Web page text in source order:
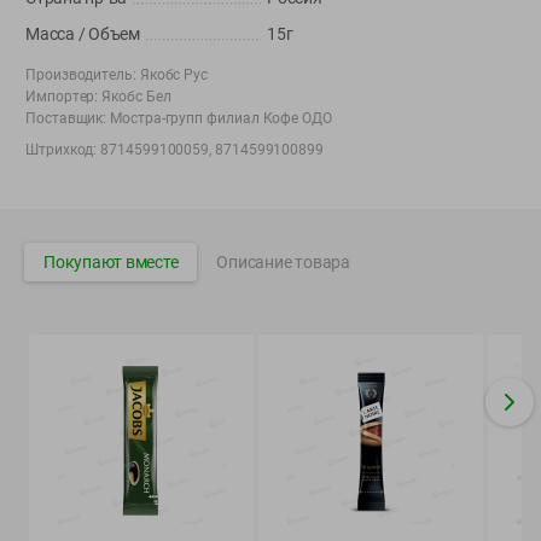
Вакансии 👋
Корпоративный сайт Green
соглашения
Фрунзенского района г. Минска + 375 17 272 73 84 .
Номер и адрес электронной почты лица, уполномоченного
продавцом рассматривать обращения покупателей о нарушении их
прав, предусмотренных законодательством о защите прав
потребителей: +375 44 560-60-61, shop@green-dostavka.by.
Способы оплаты товара:
Масса / Объем
15г
Производитель: Якобс Рус
Импортер: Якобс Бел
Поставщик: Мостра-групп филиал Кофе ОДО
Штрихкод: 8714599100059, 8714599100899
Покупают вместе Описание товара